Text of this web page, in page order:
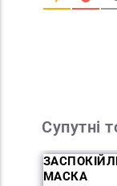
Супутні
МАСКА